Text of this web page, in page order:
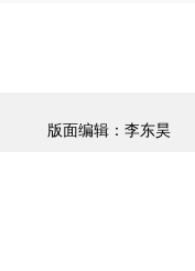
版面编辑：李东昊